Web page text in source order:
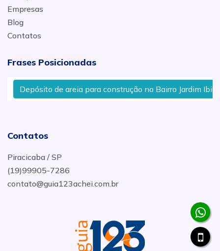
Empresas
Blog
Contatos
Frases Posicionadas
Depósito de areia para construção no Bairro Jardim
Contatos
Piracicaba / SP
(19)99905-7286
contato@guia123achei.com.br